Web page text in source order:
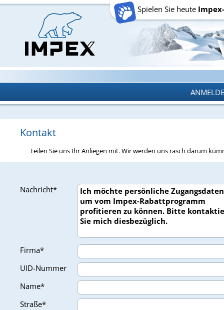
Spielen Sie heute
Kontakt
Teilen Sie uns Ihr Anliegen mit. Wir werden uns rasch darum
Nachricht*
Firma*
UID-Nummer
Name*
Straße*